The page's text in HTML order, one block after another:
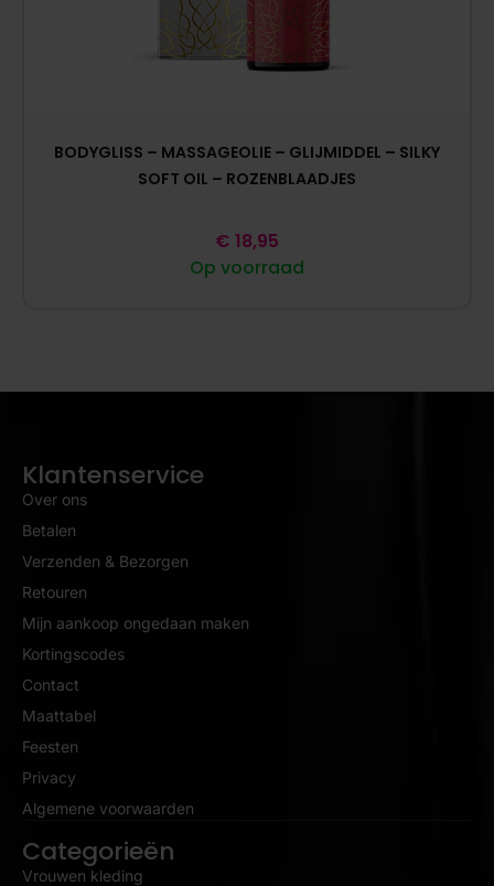
BODYGLISS – MASSAGEOLIE – GLIJMIDDEL – SILKY
SOFT OIL – ROZENBLAADJES
Op voorraad
€ 18,95
Klantenservice
Over ons
Betalen
Verzenden & Bezorgen
Retouren
Mijn aankoop ongedaan maken
Kortingscodes
Contact
Maattabel
Feesten
Privacy
Algemene voorwaarden
Categorieën
Vrouwen kleding